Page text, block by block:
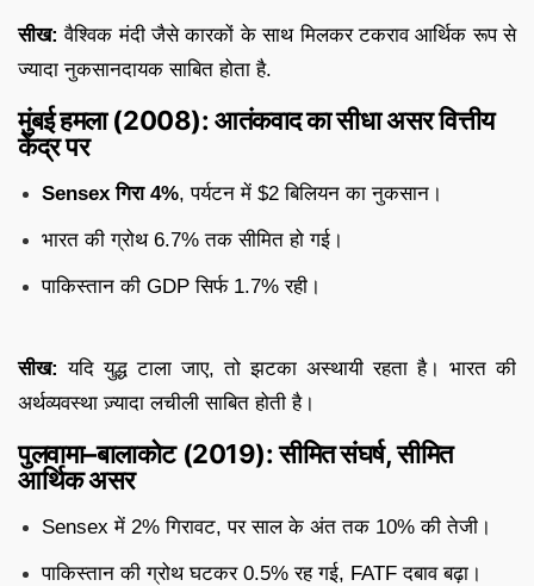
सीख: वैश्विक मंदी जैसे कारकों के साथ मिलकर टकराव आर्थिक रूप से
ज्यादा नुकसानदायक साबित होता है.
मुंबई हमला (2008): आतंकवाद का सीधा असर वित्तीय
केंद्र पर
Sensex गिरा 4%, पर्यटन में $2 बिलियन का नुकसान।
भारत की ग्रोथ 6.7% तक सीमित हो गई।
पाकिस्तान की GDP सिर्फ 1.7% रही।
सीख: यदि युद्ध टाला जाए, तो झटका अस्थायी रहता है। भारत की
अर्थव्यवस्था ज़्यादा लचीली साबित होती है।
पुलवामा–बालाकोट (2019): सीमित संघर्ष, सीमित
आर्थिक असर
Sensex में 2% गिरावट, पर साल के अंत तक 10% की तेजी।
पाकिस्तान की ग्रोथ घटकर 0.5% रह गई, FATF दबाव बढ़ा।